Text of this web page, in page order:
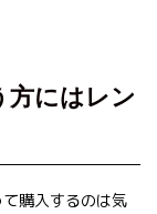
方にはレン
購入するのは気